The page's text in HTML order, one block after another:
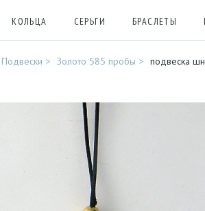
КОЛЬЦА СЕРЬГИ БРАСЛЕТЫ
Подвески Золото 585 пробы подвеска